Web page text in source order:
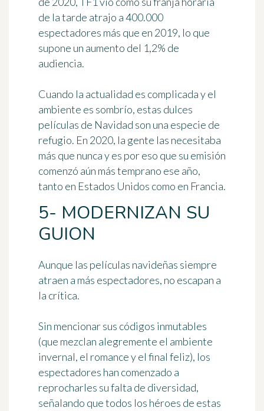
de la tarde atrajo a 400.000
espectadores más que en 2019, lo que
supone un aumento del 1,2% de
audiencia.
Cuando la actualidad es complicada y el
ambiente es sombrío, estas dulces
películas de Navidad son una especie de
refugio. En 2020, la gente las necesitaba
más que nunca y es por eso que su emisión
comenzó aún más temprano ese año,
tanto en Estados Unidos como en Francia.
5- MODERNIZAN SU
GUION
Aunque las películas navideñas siempre
atraen a más espectadores, no escapan a
la crítica.
Sin mencionar sus códigos inmutables
(que mezclan alegremente el ambiente
invernal, el romance y el final feliz), los
espectadores han comenzado a
reprocharles su falta de diversidad,
señalando que todos los héroes de estas